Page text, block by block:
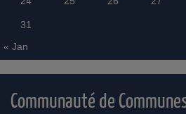
31
« Jan
Communauté de